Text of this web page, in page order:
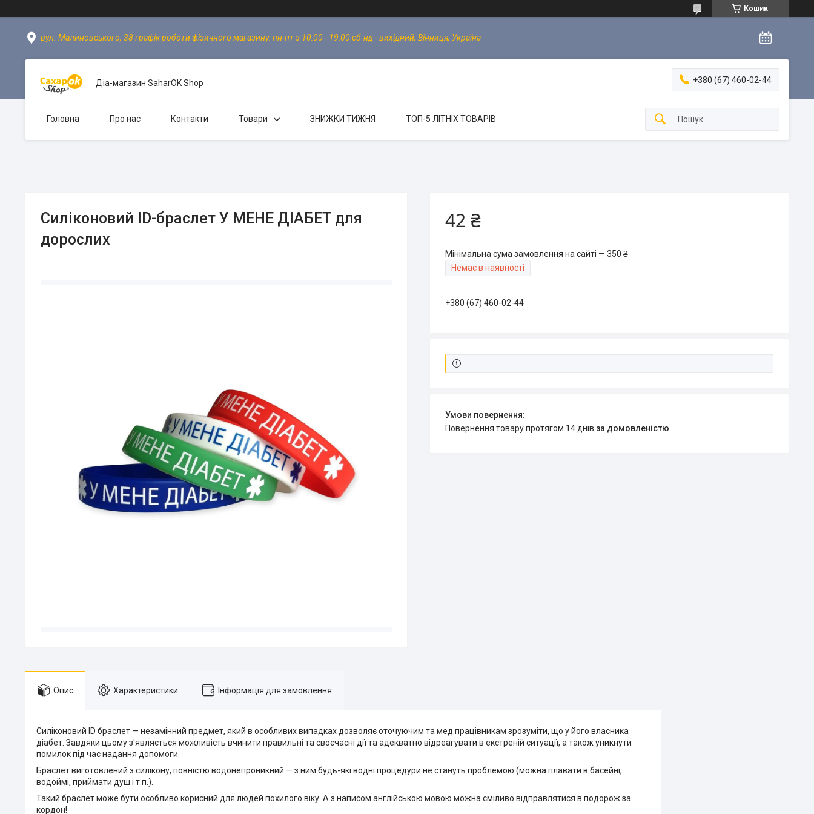
Кошик
вул. Малиновського, 38 графік роботи фізичного магазину: пн-пт з 10:00 - 19:00 сб-нд - вихідний, Вінниця, Україна
Діа-магазин SaharOK Shop +380 (67) 460-02-44
Головна Про нас Контакти Товари ЗНИЖКИ ТИЖНЯ ТОП-5 ЛІТНІХ ТОВАРІВ
Силіконовий ID-браслет У МЕНЕ ДІАБЕТ для
дорослих
42 ₴
Мінімальна сума замовлення на сайті — 350 ₴
Немає в наявності
+380 (67) 460-02-44
повернення товару протягом 14 днів за домовленістю
Опис Характеристики Інформація для замовлення
Силіконовий ID браслет — незамінний предмет, який в особливих випадках дозволяє оточуючим та мед.працівникам зрозуміти, що у його власника
діабет. Завдяки цьому з'являється можливість вчинити правильні та своєчасні дії та адекватно відреагувати в екстреній ситуації, а також уникнути
помилок під час надання допомоги.
Браслет виготовлений з силікону, повністю водонепроникний — з ним будь-які водні процедури не стануть проблемою (можна плавати в басейні,
водоймі, приймати душ і т.п.).
Такий браслет може бути особливо корисний для людей похилого віку. А з написом англійською мовою можна сміливо відправлятися в подорож за
кордон!